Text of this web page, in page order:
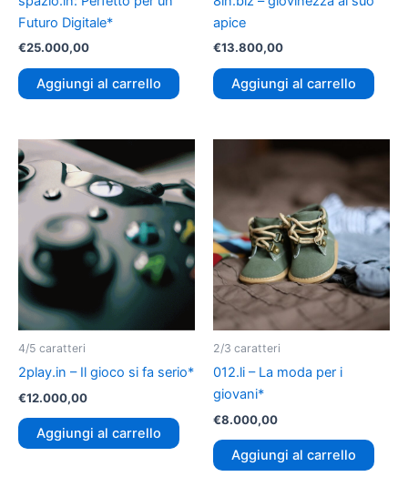
Futuro Digitale*
€25.000,00
Aggiungi al carrello
apice
€13.800,00
Aggiungi al carrello
4/5 caratteri
2play.in – Il gioco si fa serio*
€12.000,00
Aggiungi al carrello
2/3 caratteri
012.li – La moda per i
giovani*
€8.000,00
Aggiungi al carrello